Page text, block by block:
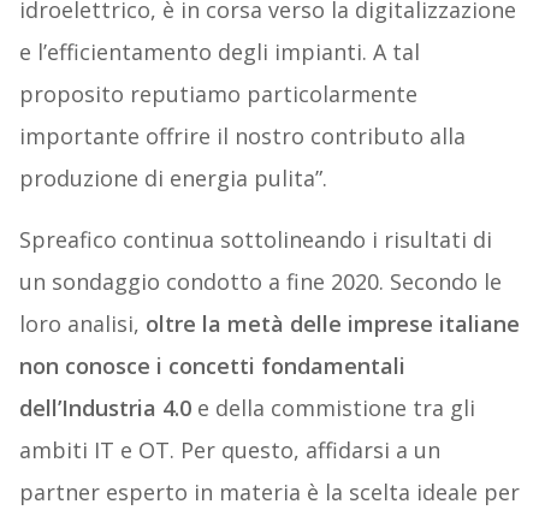
idroelettrico, è in corsa verso la digitalizzazione
e l’efficientamento degli impianti. A tal
proposito reputiamo particolarmente
importante offrire il nostro contributo alla
produzione di energia pulita”.
Spreafico continua sottolineando i risultati di
un sondaggio condotto a fine 2020. Secondo le
loro analisi, oltre la metà delle imprese italiane
non conosce i concetti fondamentali
dell’Industria 4.0e della commistione tra gli
ambiti IT e OT. Per questo, affidarsi a un
partner esperto in materia è la scelta ideale per